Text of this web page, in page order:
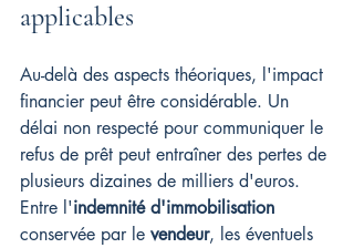
applicables
Au-delà des aspects théoriques, l'impact
financier peut être considérable. Un
délai non respecté pour communiquer le
refus de prêt peut entraîner des pertes de
plusieurs dizaines de milliers d'euros.
Entre l'indemnité d'immobilisation
conservée par le vendeur, les éventuels